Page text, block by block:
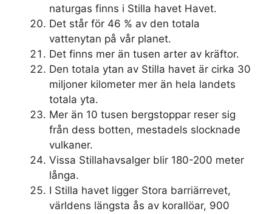
naturgas finns i Stilla havet Havet.
Det står för 46 % av den totala
vattenytan på vår planet.
Det finns mer än tusen arter av kräftor.
Den totala ytan av Stilla havet är cirka 30
miljoner kilometer mer än hela landets
totala yta.
Mer än 10 tusen bergstoppar reser sig
från dess botten, mestadels slocknade
vulkaner.
Vissa Stillahavsalger blir 180-200 meter
långa.
I Stilla havet ligger Stora barriärrevet,
världens längsta ås av korallöar, 900